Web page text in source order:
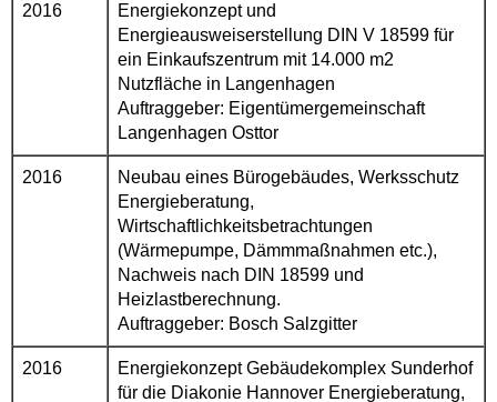
2016
Energiekonzept und
Energieausweiserstellung DIN V 18599 für
ein Einkaufszentrum mit 14.000 m2
Nutzfläche in Langenhagen
Auftraggeber: Eigentümergemeinschaft
Langenhagen Osttor
2016
Neubau eines Bürogebäudes, Werksschutz
Energieberatung,
Wirtschaftlichkeitsbetrachtungen
(Wärmepumpe, Dämmmaßnahmen etc.),
Nachweis nach DIN 18599 und
Heizlastberechnung.
Auftraggeber: Bosch Salzgitter
2016
Energiekonzept Gebäudekomplex Sunderhof
für die Diakonie Hannover Energieberatung,